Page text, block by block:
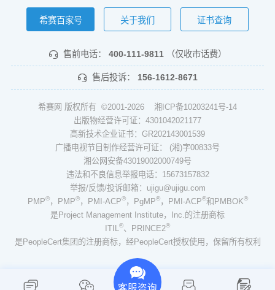
希赛百家号 关于我们 证书查询
售前电话： 400-111-9811 （仅收市话费）
售后投诉： 156-1612-8671
希赛网 版权所有 ©2001-2026 湘ICP备10203241号-14
出版物经营许可证：4301042021177
高新技术企业证书：GR202143001539
广播电视节目制作经营许可证： (湘)字00833号
湘公网安备43019002000749号
违法和不良信息举报电话：15673157832
举报/反馈/投诉邮箱：ujigu@ujigu.com
PMP®，PMP®，PMI-ACP®，PgMP®，PMI-ACP®和PMBOK®
是Project Management Institute，Inc.的注册商标
ITIL ®、PRINCE2®
是PeopleCert集团的注册商标，经PeopleCert授权使用，保留所有权利